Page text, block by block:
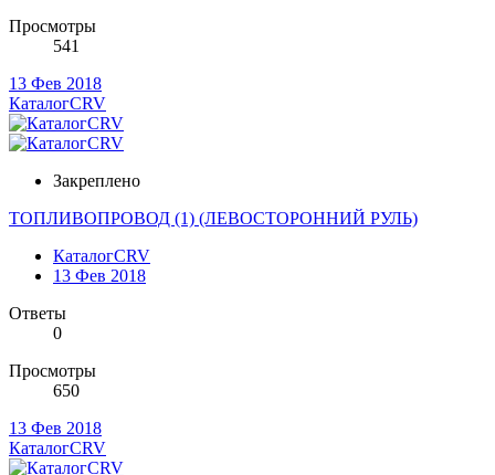
Просмотры
541
13 Фев 2018
КаталогCRV
Закреплено
ТОПЛИВОПРОВОД (1) (ЛЕВОСТОРОННИЙ РУЛЬ)
КаталогCRV
13 Фев 2018
Ответы
0
Просмотры
650
13 Фев 2018
КаталогCRV